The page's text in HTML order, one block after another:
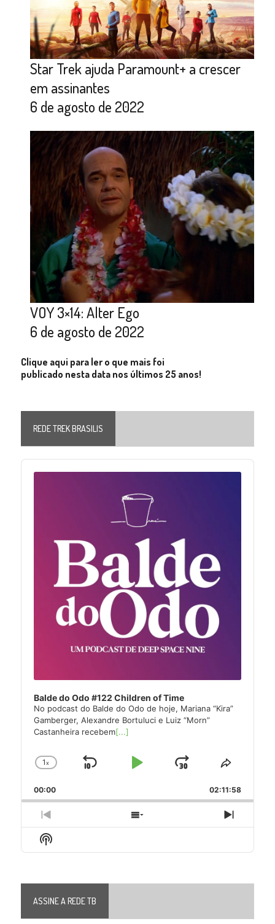
Star Trek ajuda Paramount+ a crescer
em assinantes
6 de agosto de 2022
VOY 3×14: Alter Ego
6 de agosto de 2022
Clique aqui para ler o que mais foi
publicado nesta data nos últimos 25 anos!
REDE TREK BRASILIS
Audio
Player
Balde do Odo #122 Children of Time
No podcast do Balde do Odo de hoje, Mariana “Kira”
Gamberger, Alexandre Bortuluci e Luiz “Morn”
Castanheira recebem[...]
Change
Rate
1x
Skip
Play
Jump
Forward
Share
Episode
00:00 02:11:58
Previous
Episode
Show
Episodes
Next
Episode
Show
Podcast
ASSINE A REDE TB